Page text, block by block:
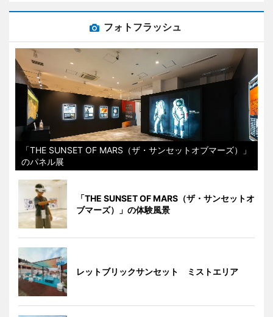
フォトフラッシュ
「THE SUNSET OF MARS（ザ・サンセットオブマーズ）」
のパネル展
「THE SUNSET OF MARS（ザ・サンセットオ
ブマーズ）」の体験風景
レットブリックサンセット ミストエリア